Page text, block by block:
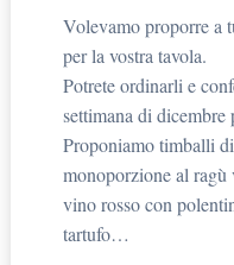
Volevamo proporre a
per la vostra tavola.
Potrete ordinarli e
settimana di
Proponiamo timballi
monoporzione al ragù
vino rosso con
tartufo…